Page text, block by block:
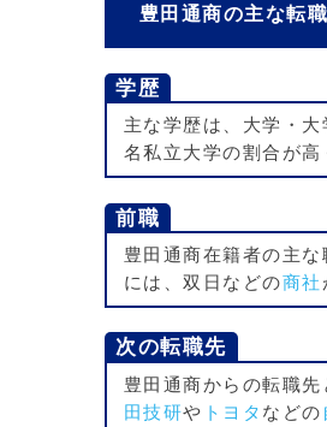
豊田通商の主な転
学歴
主な学歴は、大学・
名私立大学の割合が高
前職
豊田通商在籍者の主な
には、双日などの商社
次の転職先
豊田通商からの転職先
田技研や トヨタ などの